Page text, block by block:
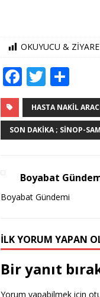
OKUYUCU &
F
a
c
e
o
o
k
T
w
it
te
h
ar
e
HASTA NAKIL
SON DAKIKA ; SINOP-
Boyabat
Boyabat Gündemi
İLK YORUM YAPAN
Bir yanıt
Yorum yapabilmek için